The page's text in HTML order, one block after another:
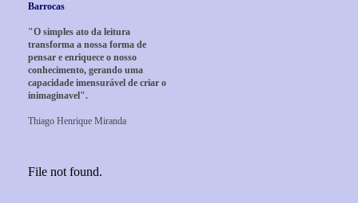
Barrocas
"O simples ato da leitura
transforma a nossa forma de
pensar e enriquece o nosso
conhecimento, gerando uma
capacidade imensurável de criar o
inimaginavel".
Thiago Henrique Miranda